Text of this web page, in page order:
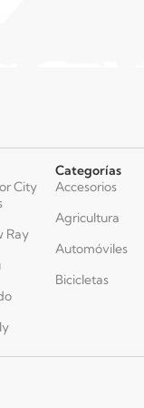
City
Ray
Categorías
Accesorios
Agricultura
Automóviles
Bicicletas